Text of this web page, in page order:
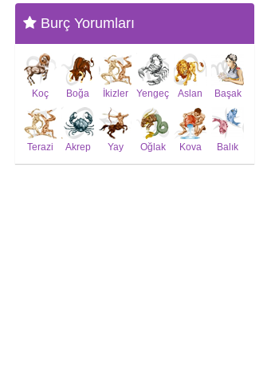
Burç Yorumları
Koç Boğa İkizler Yengeç Aslan Başak
Terazi Akrep Yay Oğlak Kova Balık